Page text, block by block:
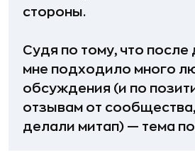
стороны.
Судя по тому, что
мне подходило много
обсуждения (и по
отзывам от
делали митап) — тема